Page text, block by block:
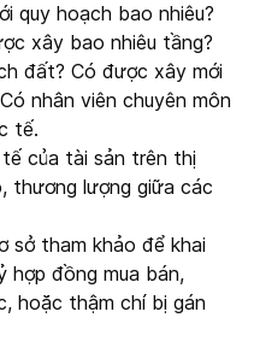
quy hoạch bao nhiêu?
xây bao nhiêu tầng?
đất? Có được xây mới
nhân viên chuyên môn
tế.
của tài sản trên thị
thương lượng giữa các
sở tham khảo để khai
hợp đồng mua bán,
hoặc thậm chí bị gán